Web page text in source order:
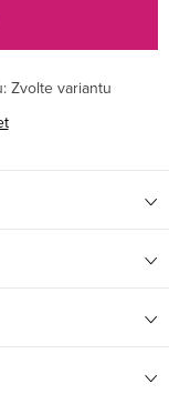
Zvolte variantu